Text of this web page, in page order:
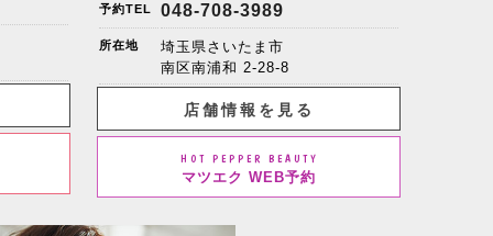
予約TEL 048-708-3989
所在地
埼玉県さいたま市
南区南浦和 2-28-8
店舗情報を見る
HOT PEPPER BEAUTY
マツエク WEB予約